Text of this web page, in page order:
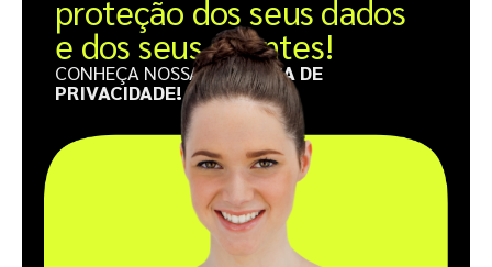
proteção dos seus dados
e dos seus clientes!
CONHEÇA NOSSAPOLÍTICA DE
PRIVACIDADE!